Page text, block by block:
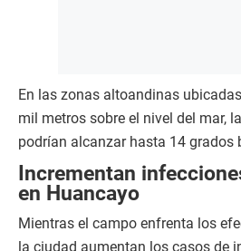
En las zonas altoandinas
mil metros sobre el nivel del mar,
podrían alcanzar hasta 14 grados
Incrementan
en Huancayo
Mientras el campo enfrenta los
la ciudad aumentan los casos de